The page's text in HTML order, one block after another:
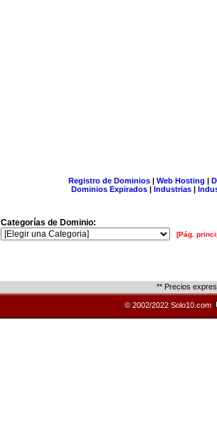
Registro de Dominios| Web Hosting |
Dominios Expirados | Industrias |
Categorías de Dominio:
[Pág.
** Precios
© 2002/2022 Solo10.com